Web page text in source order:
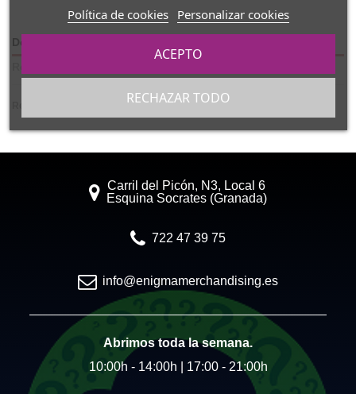
Detalles del producto
Carril del Picón, N3, Local 6
Esquina Socrates (Granada)
722 47 39 75
info@enigmamerchandising.es
Abrimos toda la semana.
10:00h - 14:00h | 17:00 - 21:00h
Política de cookies Personalizar cookies
RECHAZAR TODO
ACEPTO